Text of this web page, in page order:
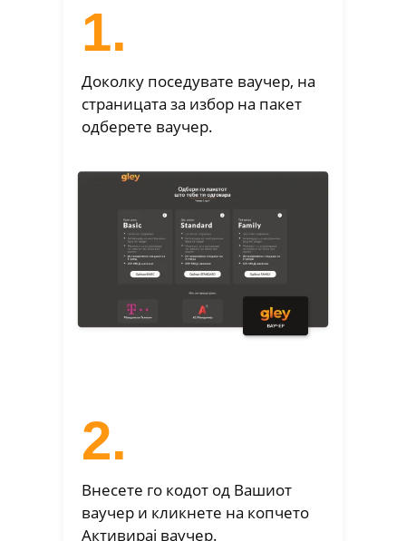
1.
Доколку поседувате ваучер, на
страницата за избор на пакет
одберете ваучер.
2.
Внесете го кодот од Вашиот
ваучер и кликнете на копчето
Активирај ваучер.